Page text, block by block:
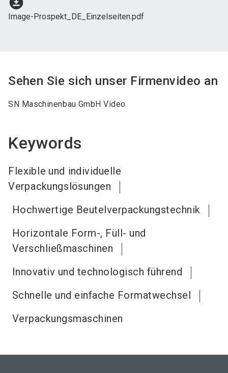
Image-Prospekt_DE_Einzelseiten.pdf
Sehen Sie sich unser Firmenvideo an
SN Maschinenbau GmbH Video
Keywords
Flexible und individuelle
Verpackungslösungen
Hochwertige Beutelverpackungstechnik
Horizontale Form-, Füll- und
Verschließmaschinen
Innovativ und technologisch führend
Schnelle und einfache Formatwechsel
Verpackungsmaschinen